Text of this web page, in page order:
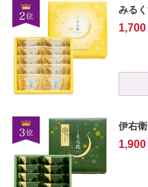
みる
1,700
伊右
1,900